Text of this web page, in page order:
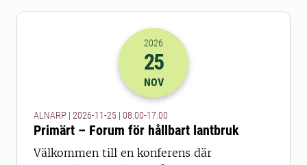
2026-25-11 07:00
2026
25
NOV
ALNARP | 2026-11-25 | 08.00-17.00
Primärt – Forum för hållbart lantbruk
Välkommen till en konferens där